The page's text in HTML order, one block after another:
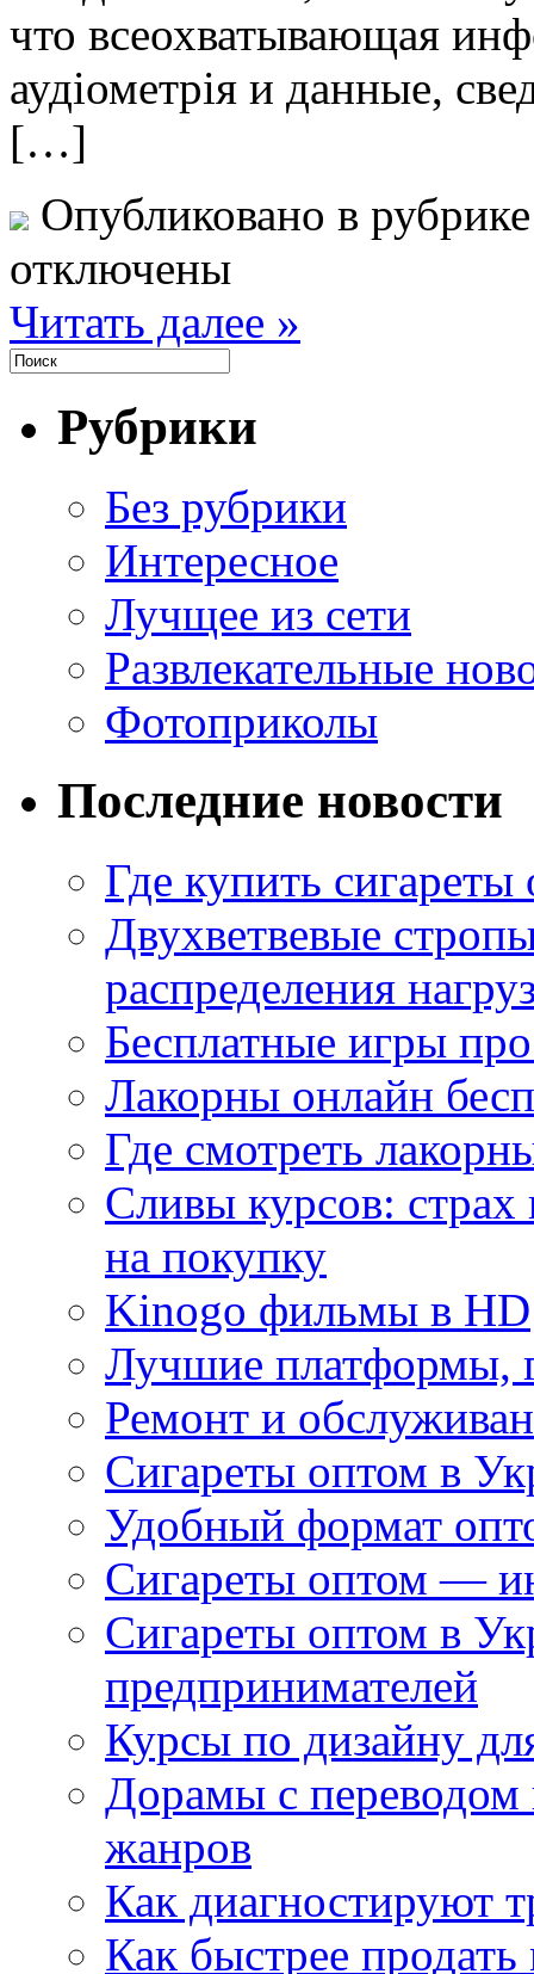
что всеохватывающая
аудіометрія и данные,
[…]
Опубликовано в
отключены
Читать далее »
Рубрики
Без рубрики
Интересное
Лучщее из сети
Развлекательные
Фотоприколы
Последние новости
Где купить
Двухветвевые
распределения
Бесплатные игры
Лакорны онлайн
Где смотреть
Сливы курсов:
на покупку
Kinogo фильмы в HD
Лучшие платформы,
Ремонт и
Сигареты оптом в
Удобный формат
Сигареты оптом —
Сигареты оптом в
предпринимателей
Курсы по дизайну
Дорамы с переводом
жанров
Как диагностируют
Как быстрее